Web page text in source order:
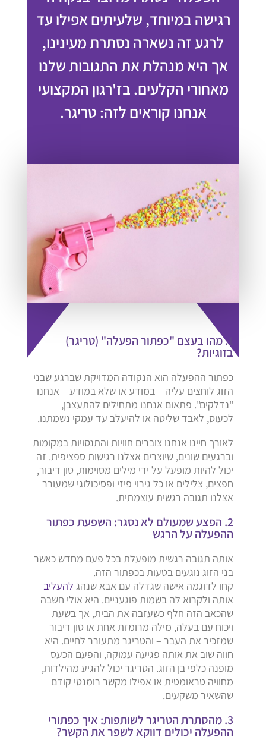
רגישה במיוחד, שלעיתים אפילו עד
לרגע זה נשארה נסתרת מעינינו,
אך היא מנהלת את התגובות שלנו
מאחורי הקלעים. בז'רגון המקצועי
אנחנו קוראים לזה: טריגר.
1. מהו בעצם "כפתור הפעלה" (טריגר)
בזוגיות?
כפתור ההפעלה הוא הנקודה המדויקת שברגע שבני
הזוג לוחצים עליה – במודע או שלא במודע – אנחנו
"נדלקים". פתאום אנחנו מתחילים להתעצבן,
לכעוס, לאבד שליטה או להיעלב עד עמקי נשמתנו.
לאורך חיינו אנחנו צוברים חוויות והתנסויות במקומות
וברגעים שונים, שיוצרים אצלנו רגישות ספציפית. זה
יכול להיות מופעל על ידי מילים מסוימות, טון דיבור,
חפצים, צלילים או כל גירוי פיזי ופסיכולוגי שמעורר
אצלנו תגובה רגשית עוצמתית.
2. הפצע שמעולם לא נסגר: השפעת כפתור
ההפעלה על הרגש
אותה תגובה רגשית מופעלת בכל פעם מחדש כאשר
בני הזוג נוגעים בטעות בכפתור הזה.
קחו לדוגמה אישה שגדלה עם אבא שנהג להעליב
אותה ולקרוא לה בשמות פוגעניים. היא אולי חשבה
שהכאב הזה חלף כשעזבה את הבית, אך בשעת
ויכוח עם בעלה, מילה מרומזת אחת או טון דיבור
שמזכיר את העבר – והטריגר מתעורר לחיים. היא
חווה שוב את אותה פגיעה עמוקה, והפעם הכעס
מופנה כלפי בן הזוג. הטריגר יכול להגיע מהילדות,
מחוויה טראומטית או אפילו מקשר רומנטי קודם
שהשאיר משקעים.
3. מהסתרת הטריגר לשותפות: איך כפתורי
ההפעלה יכולים דווקא לשפר את הקשר?